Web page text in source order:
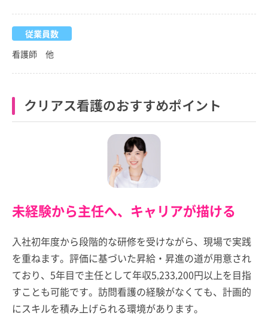
従業員数
看護師 他
クリアス看護のおすすめポイント
未経験から主任へ、キャリアが描ける
入社初年度から段階的な研修を受けながら、現場で実践
を重ねます。評価に基づいた昇給・昇進の道が用意され
ており、5年目で主任として年収5,233,200円以上を目指
すことも可能です。訪問看護の経験がなくても、計画的
にスキルを積み上げられる環境があります。